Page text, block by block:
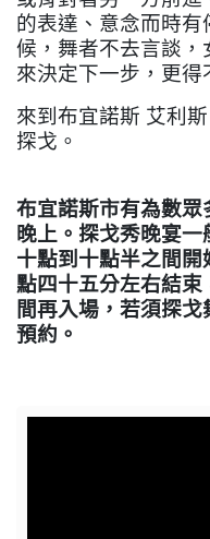
的表達、意念而時
候，舞者不去言談
來決定下一步，更得
來到布宜諾斯 艾利
探戈。
布宜諾斯市有為數
晚上。探戈秀晚宴一
十點到十點半之間
點四十五分左右結
間再入場，若須探
預約。